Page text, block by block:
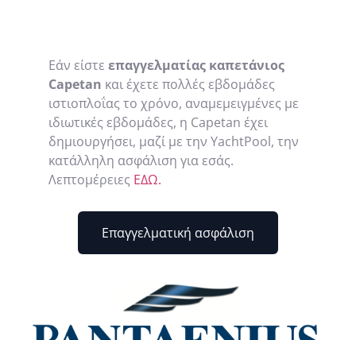
Εάν είστεεπαγγελματίας καπετάνιος
Capetan και έχετε πολλές εβδομάδες
ιστιοπλοΐας το χρόνο, αναμεμειγμένες με
ιδιωτικές εβδομάδες, η Capetan έχει
δημιουργήσει, μαζί με την YachtPool, την
κατάλληλη ασφάλιση για εσάς.
Λεπτομέρειες ΕΔΩ.
Επαγγελματική ασφάλιση